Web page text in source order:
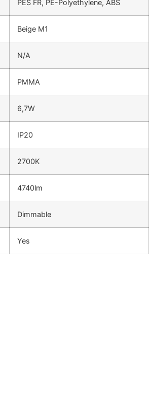
PES FR, PE-Polyethylene, ABS
Beige M1
N/A
PMMA
6,7W
IP20
2700K
4740lm
Dimmable
Yes